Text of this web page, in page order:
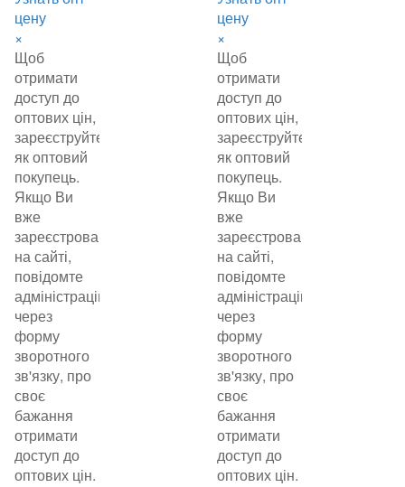
цену
×
Щоб
отримати
доступ до
оптових цін,
зареєструйтеся
як оптовий
покупець.
Якщо Ви
вже
зареєстровані
на сайті,
повідомте
адміністрацію
через
форму
зворотного
зв'язку, про
своє
бажання
отримати
доступ до
оптових цін.
цену
×
Щоб
отримати
доступ до
оптових цін,
зареєструйтеся
як оптовий
покупець.
Якщо Ви
вже
зареєстровані
на сайті,
повідомте
адміністрацію
через
форму
зворотного
зв'язку, про
своє
бажання
отримати
доступ до
оптових цін.